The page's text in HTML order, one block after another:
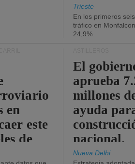
Trieste
En los primeros
tráfico en
24,9%.
en
este
de
El
aprueba
millones
ayuda
nacional.
Nueva Delhi